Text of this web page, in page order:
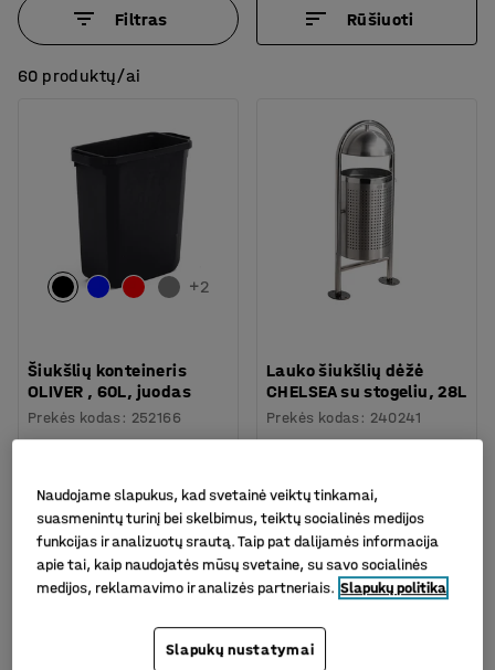
Filtras Rūšiuoti
60 produktų/ai
+2
Šiukšlių konteineris
OLIVER , 60L, juodas
Prekės kodas : 252166
Lauko šiukšlių dėžė
CHELSEA su stogeliu, 28L
Prekės kodas : 240241
Komplektas
Naudojame slapukus, kad svetainė veiktų tinkamai,
suasmenintų turinį bei skelbimus, teiktų socialinės medijos
funkcijas ir analizuotų srautą. Taip pat dalijamės informacija
apie tai, kaip naudojatės mūsų svetaine, su savo socialinės
medijos, reklamavimo ir analizės partneriais. Slapukų politika
Slapukų nustatymai